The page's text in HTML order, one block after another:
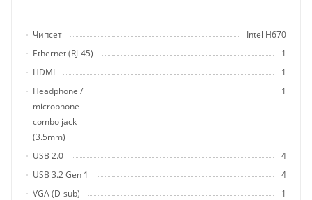
Чипсет
Intel H670
Ethernet (RJ-45)
1
HDMI
1
Headphone /
microphone
combo jack
(3.5mm)
1
USB 2.0
4
USB 3.2 Gen 1
4
VGA (D-sub)
1